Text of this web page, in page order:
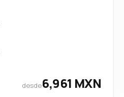
desde6,961 MXN